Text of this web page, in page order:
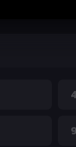
4
9